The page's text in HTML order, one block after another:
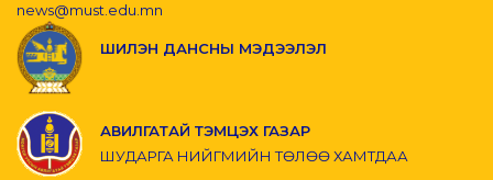
news@must.edu.mn
ШИЛЭН ДАНСНЫ МЭДЭЭЛЭЛ
АВИЛГАТАЙ ТЭМЦЭХ ГАЗАР
ШУДАРГА НИЙГМИЙН ТӨЛӨӨ ХАМТДАА